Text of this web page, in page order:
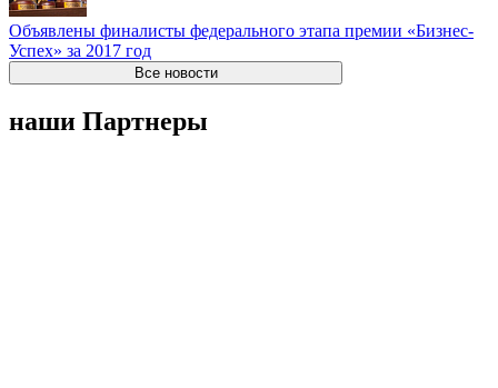
Объявлены финалисты федерального этапа премии «Бизнес-
Успех» за 2017 год
Все новости
наши Партнеры